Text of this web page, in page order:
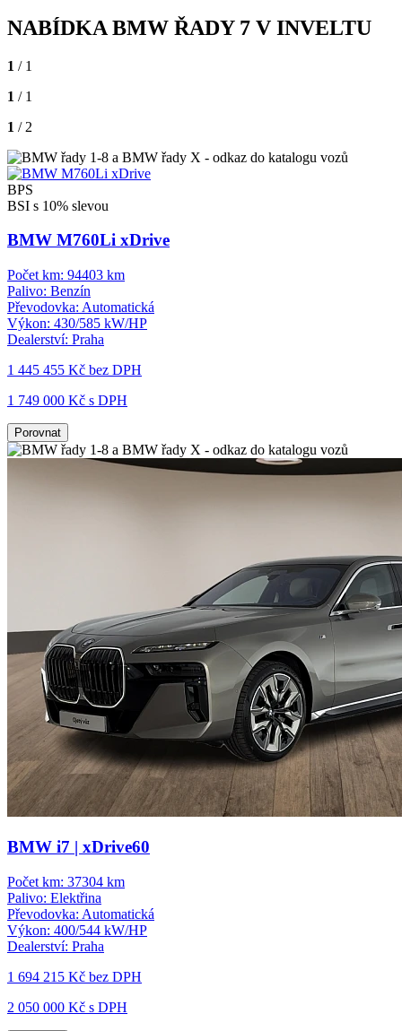
NABÍDKA BMW ŘADY 7 V INVELTU
1 / 1
1 / 1
1 / 2
BPS
BSI s 10% slevou
BMW M760Li xDrive
Počet km: 94403 km
Palivo: Benzín
Převodovka: Automatická
Výkon: 430/585 kW/HP
Dealerství: Praha
1 445 455 Kč bez DPH
1 749 000 Kč s DPH
Porovnat
BMW i7 | xDrive60
Počet km: 37304 km
Palivo: Elektřina
Převodovka: Automatická
Výkon: 400/544 kW/HP
Dealerství: Praha
1 694 215 Kč bez DPH
2 050 000 Kč s DPH